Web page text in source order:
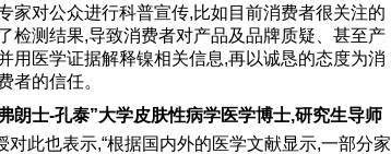
家对公众进行科普宣传,比如目前消费者很关注的
检测结果,导致消费者对产品及品牌质疑、甚至产
用医学证据解释镍相关信息,再以诚恳的态度为消
者的信任。
朗士-孔泰”大学皮肤性病学医学博士,研究生导师
对此也表示,“根据国内外的医学文献显示,一部分家